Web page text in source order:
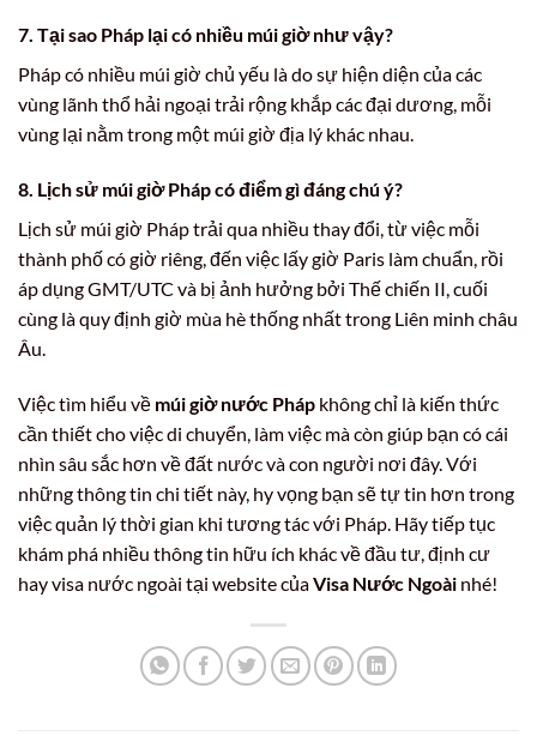
7. Tại sao Pháp lại có nhiều múi giờ như vậy?
Pháp có nhiều múi giờ chủ yếu là do sự hiện diện của các
vùng lãnh thổ hải ngoại trải rộng khắp các đại dương, mỗi
vùng lại nằm trong một múi giờ địa lý khác nhau.
8. Lịch sử múi giờ Pháp có điểm gì đáng chú ý?
Lịch sử múi giờ Pháp trải qua nhiều thay đổi, từ việc mỗi
thành phố có giờ riêng, đến việc lấy giờ Paris làm chuẩn, rồi
áp dụng GMT/UTC và bị ảnh hưởng bởi Thế chiến II, cuối
cùng là quy định giờ mùa hè thống nhất trong Liên minh châu
Âu.
Việc tìm hiểu về múi giờ nước Pháp không chỉ là kiến thức
cần thiết cho việc di chuyển, làm việc mà còn giúp bạn có cái
nhìn sâu sắc hơn về đất nước và con người nơi đây. Với
những thông tin chi tiết này, hy vọng bạn sẽ tự tin hơn trong
việc quản lý thời gian khi tương tác với Pháp. Hãy tiếp tục
khám phá nhiều thông tin hữu ích khác về đầu tư, định cư
hay visa nước ngoài tại website củaVisa Nước Ngoài nhé!